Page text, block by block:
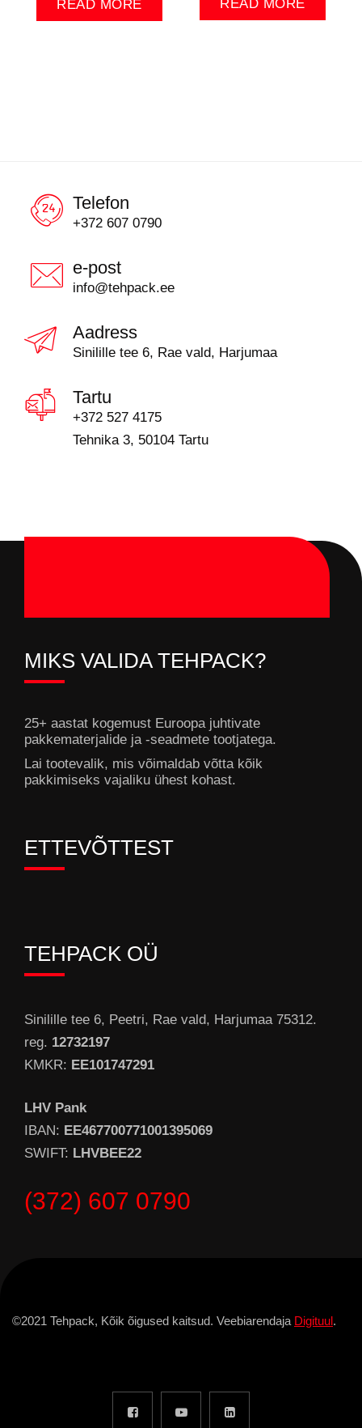
READ MORE READ MORE
Telefon
+372 607 0790
e-post
info@tehpack.ee
Aadress
Sinilille tee 6, Rae vald, Harjumaa
Tartu
+372 527 4175
Tehnika 3, 50104 Tartu
MIKS VALIDA TEHPACK?
25+ aastat kogemust Euroopa juhtivate
pakkematerjalide ja -seadmete tootjatega.
Lai tootevalik, mis võimaldab võtta kõik
pakkimiseks vajaliku ühest kohast.
ETTEVÕTTEST
TEHPACK OÜ
Sinilille tee 6, Peetri, Rae vald, Harjumaa 75312.
reg. 12732197
KMKR: EE101747291
LHV Pank
IBAN: EE467700771001395069
SWIFT: LHVBEE22
(372) 607 0790
©2021 Tehpack, Kõik õigused kaitsud. Veebiarendaja Digituul.